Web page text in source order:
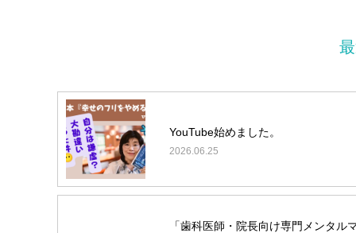
YouTube始めました。
2026.06.25
「歯科医師・院長向け専門メンタル